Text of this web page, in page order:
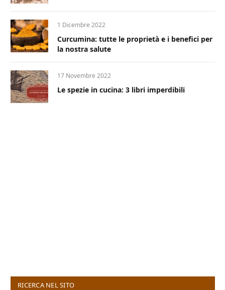
1 Dicembre 2022
Curcumina: tutte le proprietà e i benefici per
la nostra salute
17 Novembre 2022
Le spezie in cucina: 3 libri imperdibili
RICERCA NEL SITO